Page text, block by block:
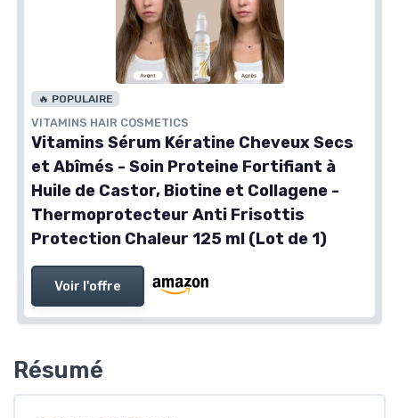
🔥 POPULAIRE
VITAMINS HAIR COSMETICS
Vitamins Sérum Kératine Cheveux Secs
et Abîmés - Soin Proteine Fortifiant à
Huile de Castor, Biotine et Collagene -
Thermoprotecteur Anti Frisottis
Protection Chaleur 125 ml (Lot de 1)
Voir l'offre
Résumé